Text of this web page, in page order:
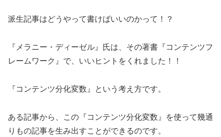
派生記事はどうやって書けばいいのかって！？
『メラニー・ディーゼル』氏は、その著書『コンテンツフ
レームワーク』で、いいヒントをくれました！！
『コンテンツ分化変数』という考え方です。
ある記事から、この『コンテンツ分化変数』を使って幾通
りもの記事を生み出すことができるのです。